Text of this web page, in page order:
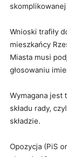
Wnioski trafiły
mieszkańcy
Miasta musi
głosowaniu
Wymagana jest
składu rady,
składzie.
Opozycja (PiS